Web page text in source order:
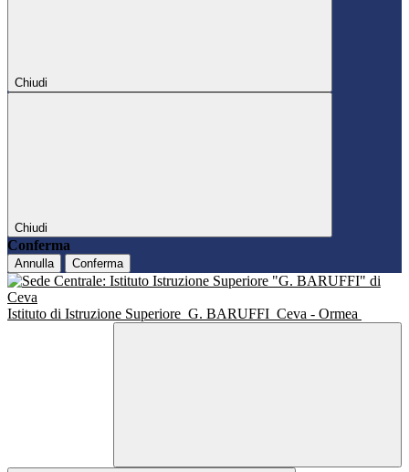
Chiudi
Chiudi
Conferma
Annulla Conferma
Istituto di Istruzione Superiore G. BARUFFI Ceva - Ormea